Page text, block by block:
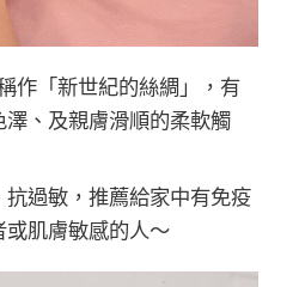
作「新世紀的絲綢」，有
、及親膚滑順的柔軟觸
過敏，推薦給家中有免疫
或肌膚敏感的人～